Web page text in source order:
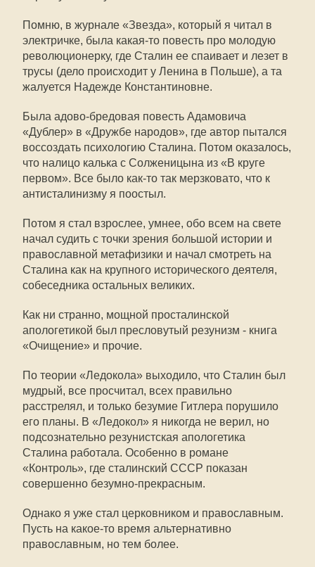
Помню, в журнале «Звезда», который я читал в
электричке, была какая-то повесть про молодую
революционерку, где Сталин ее спаивает и лезет в
трусы (дело происходит у Ленина в Польше), а та
жалуется Надежде Константиновне.
Была адово-бредовая повесть Адамовича
«Дублер» в «Дружбе народов», где автор пытался
воссоздать психологию Сталина. Потом оказалось,
что налицо калька с Солженицына из «В круге
первом». Все было как-то так мерзковато, что к
антисталинизму я поостыл.
Потом я стал взрослее, умнее, обо всем на свете
начал судить с точки зрения большой истории и
православной метафизики и начал смотреть на
Сталина как на крупного исторического деятеля,
собеседника остальных великих.
Как ни странно, мощной просталинской
апологетикой был пресловутый резунизм - книга
«Очищение» и прочие.
По теории «Ледокола» выходило, что Сталин был
мудрый, все просчитал, всех правильно
расстрелял, и только безумие Гитлера порушило
его планы. В «Ледокол» я никогда не верил, но
подсознательно резунистская апологетика
Сталина работала. Особенно в романе
«Контроль», где сталинский СССР показан
совершенно безумно-прекрасным.
Однако я уже стал церковником и православным.
Пусть на какое-то время альтернативно
православным, но тем более.